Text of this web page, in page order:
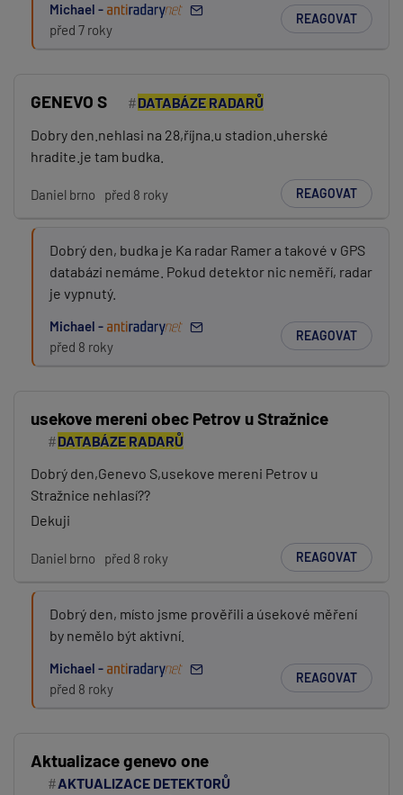
Michael -
před 7 roky
REAGOVAT
GENEVO S
DATABÁZE RADARŮ
Dobry den.nehlasi na 28,října.u stadion.uherské
hradite.je tam budka.
Daniel brno před 8 roky REAGOVAT
Dobrý den, budka je Ka radar Ramer a takové v GPS
databázi nemáme. Pokud detektor nic neměří, radar
je vypnutý.
Michael -
před 8 roky
REAGOVAT
usekove mereni obec Petrov u Stražnice
DATABÁZE RADARŮ
Dobrý den,Genevo S,usekove mereni Petrov u
Stražnice nehlasí??
Dekuji
Daniel brno před 8 roky REAGOVAT
Dobrý den, místo jsme prověřili a úsekové měření
by nemělo být aktivní.
Michael -
před 8 roky
REAGOVAT
Aktualizace genevo one
AKTUALIZACE DETEKTORŮ